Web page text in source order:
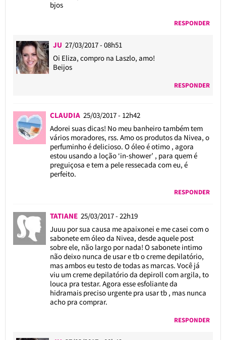
bjos
RESPONDER
JU 27/03/2017 - 08h51
Oi Eliza, compro na Laszlo, amo!
Beijos
RESPONDER
CLAUDIA 25/03/2017 - 12h42
Adorei suas dicas! No meu banheiro também tem
vários moradores, rss. Amo os produtos da Nivea, o
perfuminho é delicioso. O óleo é otimo , agora
estou usando a loção ‘in-shower’ , para quem é
preguiçosa e tem a pele ressecada com eu, é
perfeito.
RESPONDER
TATIANE 25/03/2017 - 22h19
Juuu por sua causa me apaixonei e me casei com o
sabonete em óleo da Nivea, desde aquele post
sobre ele, não largo por nada! O sabonete intimo
não deixo nunca de usar e tb o creme depilatório,
mas ambos eu testo de todas as marcas. Você já
viu um creme depilatório da depiroll com argila, to
louca pra testar. Agora esse esfoliante da
hidramais preciso urgente pra usar tb , mas nunca
acho pra comprar.
RESPONDER